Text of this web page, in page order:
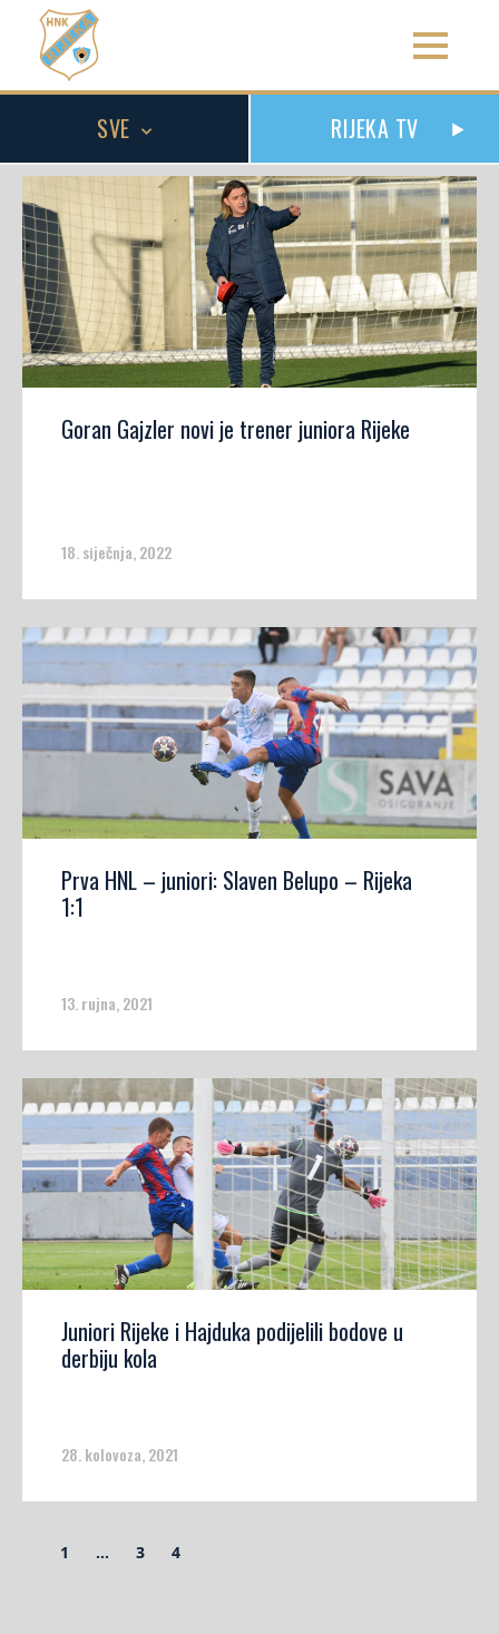
SVE RIJEKA TV
Goran Gajzler novi je trener juniora Rijeke
18. siječnja, 2022
Prva HNL – juniori: Slaven Belupo – Rijeka
1:1
13. rujna, 2021
Juniori Rijeke i Hajduka podijelili bodove u
derbiju kola
28. kolovoza, 2021
1 … 3 4